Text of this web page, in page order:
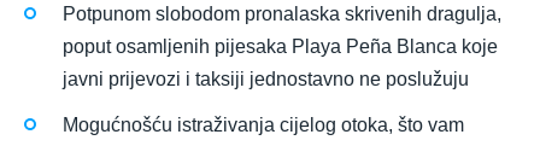
Potpunom slobodom pronalaska skrivenih dragulja,
poput osamljenih pijesaka Playa Peña Blanca koje
javni prijevozi i taksiji jednostavno ne poslužuju
Mogućnošću istraživanja cijelog otoka, što vam